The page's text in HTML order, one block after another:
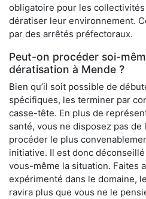
obligatoire pour les
dératiser leur environnement.
par des arrêtés préfectoraux.
Peut-on procéder soi-
dératisation à Mende ?
Bien qu’il soit possible de
spécifiques, les terminer par
casse-tête. En plus de
santé, vous ne disposez pas de
procéder le plus
initiative. Il est donc
vous-même la situation. Faites
expérimenté dans le domaine,
ravira plus que vous ne le